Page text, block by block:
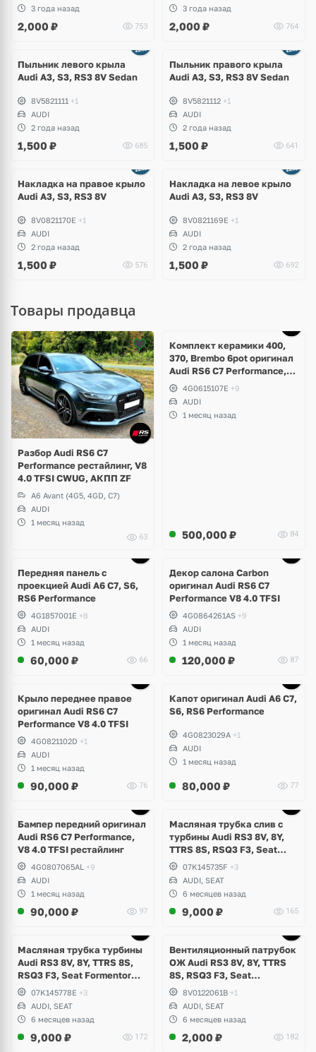
3 года назад
2,000 ₽ 753
3 года назад
2,000 ₽ 764
Пыльник левого крыла
Audi A3, S3, RS3 8V Sedan
8V5821111 +1
AUDI
2 года назад
1,500 ₽ 685
Пыльник правого крыла
Audi A3, S3, RS3 8V Sedan
8V5821112 +1
AUDI
2 года назад
1,500 ₽ 641
Накладка на правое крыло
Audi A3, S3, RS3 8V
8V0821170E +1
AUDI
2 года назад
1,500 ₽ 576
Накладка на левое крыло
Audi A3, S3, RS3 8V
8V0821169E +1
AUDI
2 года назад
1,500 ₽ 692
Товары продавца
Разбор Audi RS6 C7
Performance рестайлинг, V8
4.0 TFSI CWUG, АКПП ZF
A6 Avant (4G5, 4GD, C7)
AUDI
1 месяц назад
63
5 фото
Комплект керамики 400,
370, Brembo 6pot оригинал
Audi RS6 C7 Performance,
RS7 V8 4.0 TFSI
4G0615107E +9
AUDI
1 месяц назад
500,000 ₽ 84
Передняя панель с
проекцией Audi A6 C7, S6,
RS6 Performance
4G1857001E +8
AUDI
1 месяц назад
60,000 ₽ 66
Декор салона Carbon
оригинал Audi RS6 C7
Performance V8 4.0 TFSI
4G0864261AS +9
AUDI
1 месяц назад
120,000 ₽ 87
Крыло переднее правое
оригинал Audi RS6 C7
Performance V8 4.0 TFSI
4G0821102D +1
AUDI
1 месяц назад
90,000 ₽ 76
Капот оригинал Audi A6 C7,
S6, RS6 Performance
4G0823029A +1
AUDI
1 месяц назад
80,000 ₽ 77
Бампер передний оригинал
Audi RS6 C7 Performance,
V8 4.0 TFSI рестайлинг
4G0807065AL
+9
AUDI
1 месяц назад
90,000 ₽ 97
Масляная трубка слив с
турбины Audi RS3 8V, 8Y,
TTRS 8S, RSQ3 F3, Seat
Formentor Cupra 2.5 TFSI
Evo, DAZA, DNWA, DNWB
07K145735F +3
AUDI, SEAT
6 месяцев назад
9,000 ₽ 165
Масляная трубка турбины
Audi RS3 8V, 8Y, TTRS 8S,
RSQ3 F3, Seat Formentor
Cupra 2.5 TFSI Evo, DAZA,
DNWA, DNWB
07K145778E +3
AUDI, SEAT
6 месяцев назад
9,000 ₽ 172
Вентиляционный патрубок
ОЖ Audi RS3 8V, 8Y, TTRS
8S, RSQ3 F3, Seat
Formentor Cupra 2.5 TFSI
Evo, DAZA, DNWA, DNWB
8V0122061B +1
AUDI, SEAT
6 месяцев назад
2,000 ₽ 182